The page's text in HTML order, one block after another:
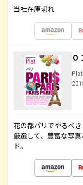
当社在庫切れ
Plat
花の都パリでやるべ
厳選して、豊富な写
ド。